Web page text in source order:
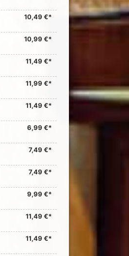
10,49 €*
10,99 €*
11,49 €*
11,99 €*
11,49 €*
6,99 €*
7,49 €*
7,49 €*
9,99 €*
11,49 €*
11,49 €*